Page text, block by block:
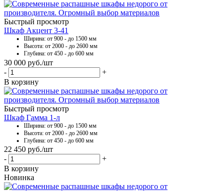
Быстрый просмотр
Шкаф Акцент 3-41
Ширина: от 900 - до 1500 мм
Высота: от 2000 - до 2600 мм
Глубина: от 450 - до 600 мм
30 000 руб./шт
-
+
В корзину
Быстрый просмотр
Шкаф Гамма 1-л
Ширина: от 900 - до 1500 мм
Высота: от 2000 - до 2600 мм
Глубина: от 450 - до 600 мм
22 450 руб./шт
-
+
В корзину
Новинка